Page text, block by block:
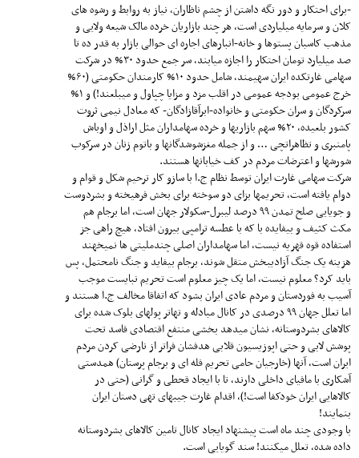
-برای احتکار و دور نگه داشتن از چشم ناظاران، نیاز به روابط و رشوه های
کلان و سرمایه میلیاردی است، هر چند بازاریان خرده مالک شیعه ولایی و
مذهب کاسبان پستوها و خانه-انبارهای اجاره ای حوالی بازار به قدر ده تا
صد میلیارد تومان احتکار را اجازه میابند، سر جمع حدود ۳۰% در شرکت
سهامی غارتکده ایران سهیمند، شامل حدود ۱۰% کارمندان حکومتی (۶۰%
خرج عمومی بودجه عمومی در اقلب مزد و مزایا چپاول و میبلعند!) و ۱%
سرکردگان و سران حکومتی و خانواده-ابرآقازادگان- که معادل نیمی ثروت
کشور بلعیده، ۲۰% سهم بازاریها و خرده سهامداران مثل اراذل و اوباش
پامنبری و تظاهراتچی … و از جمله مغزشوشدگانها و باتوم زنان در سرکوب
شورشها و اعترضات مردم در کف خیابانها هستند.
شرکت سهامی غارت ایران توسط نظام ج.ا با سازو کار ترحیم شکل و قوام و
دوام یافته است، تحریمها بزای دو سوخته برای بخش فرهیخته و بشردوست
و جویایی صلح تمدن ۹۹ درصد لیبرل-سکولار جهان است، اما برجام هم
مکث کثیف و بیفایده با که با عطسه ترامپی بیرون افتاد، هیچ راهی جز
استفاده قوه قهریه نیست، اما سهامداران اصلی چندملیتی ها نمیخهند
هزینه یک جنگ آزادیبخش متقل شوند، برجام بیفاید و جنگ نامحتمل، پس
باید کرد؟ معلوم نیست، اما یک چیز معلوم است تحریم نبایست موجب
آسیب به فوردستان و مردم عادی ایران بشود که اتفاقا مخالف ج.ا هستند و
اما تعلل جهان ۹۹ درصدی در کانال مبادله و تهاتر پولهای بلوک شده برای
کالاهای بشردوستانه، نشان میدهد بخشی منتفع اقتصادی فاسد تحت
پوشش لابی و حتی اپوزیسیون قلابی هدفشان فراتر از نارضی کردن مردم
ایران است، آنها (خارجیان حامی تحریم فله ای و برجام پرستان) همدستی
آشکاری با مافیای داخلی دارند، تا با ایجاد قحطی و گرانی (حتی در
کالاهایی ایران خودکفا است!)، اقدام غارت جیبهای تهی دستان ایران
بنمایند!
با وجودی چند ماه است پیشنهاد ایجاد کانال تامین کالاهای بشردوستانه
داده شده، تعلل میکنند! سند گویایی است.